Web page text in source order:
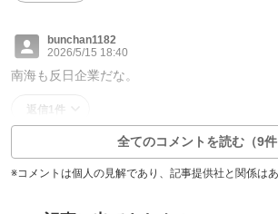
bunchan1182
2026/5/15 18:40
南海も反日企業だな。
返信1件
全てのコメントを読む（9件
※コメントは個人の見解であり、記事提供社と関係はあ